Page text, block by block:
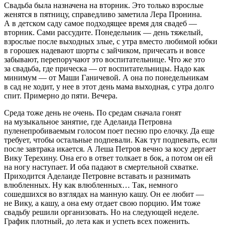
Свадьба была назначена на вторник. Это только взрослые
женятся в пятницу, справедливо заметила Лера Пронина.
А в детском саду самое подходящее время для свадеб —
вторник. Сами рассудите. Понедельник — день тяжелый,
взрослые после выходных злые, с утра вместо любимой юбки
в горошек надевают шорты с зайчиком, причесать и вовсе
забывают, перепоручают это воспитательнице. Что же это
за свадьба, где прическа — от воспитательницы. Надо как
минимум — от Маши Ганичевой. А она по понедельникам
в сад не ходит, у нее в этот день мама выходная, с утра долго
спит. Примерно до пяти. Вечера.
Среда тоже день не очень. По средам сначала гонят
на музыкальное занятие, где Аделаида Петровна
пуленепробиваемым голосом поет песню про елочку. Да еще
требует, чтобы остальные подпевали. Как тут подпевать, если
после завтрака икается. А Леша Петров вечно за косу дергает
Вику Терехину. Она его в ответ толкает в бок, а потом он ей
на ногу наступает. И оба падают в смертельной схватке.
Приходится Аделаиде Петровне вставать и разнимать
влюбленных. Ну как влюбленных… Так, немного
сошедшихся во взглядах на манную кашу. Он ее любит —
не Вику, а кашу, а она ему отдает свою порцию. Им тоже
свадьбу решили организовать. Но на следующей неделе.
График плотный, до лета как и успеть всех поженить.